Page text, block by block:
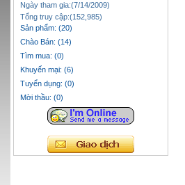
Ngày tham gia:(7/14/2009)
Tổng truy cập:(152,985)
Sản phẩm: (20)
Chào Bán: (14)
Tìm mua: (0)
Khuyến mại: (6)
Tuyển dụng: (0)
Mời thầu: (0)